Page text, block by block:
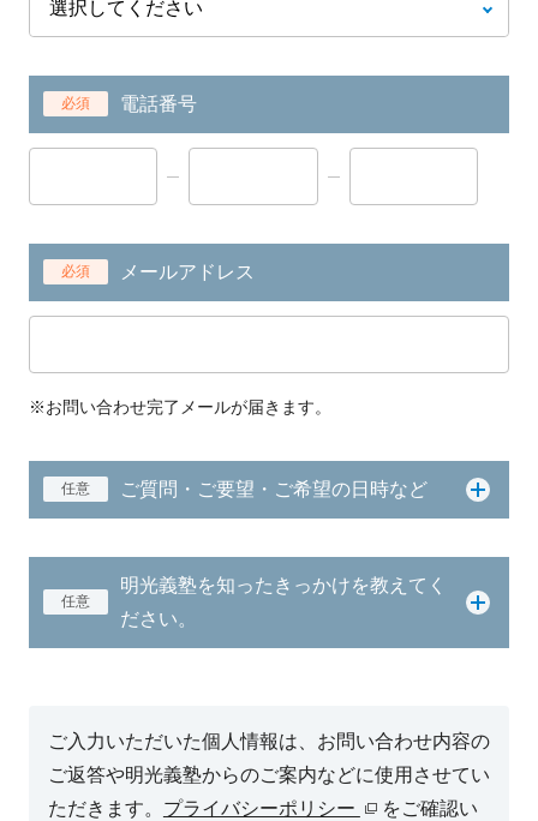
必須 電話番号
必須 メールアドレス
※お問い合わせ完了メールが届きます。
任意 ご質問・ご要望・ご希望の日時など
任意
明光義塾を知ったきっかけを教えてく
ださい。
ご入力いただいた個人情報は、お問い合わせ内容の
ご返答や明光義塾からのご案内などに使用させてい
ただきます。 プライバシーポリシー をご確認い